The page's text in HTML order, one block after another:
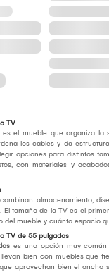
TV
es el mueble que organiza la
los cables y da
opciones para distintos
con materiales y
almacenamiento,
El tamaño de la TV es el
del mueble y cuánto espacio
TV de 55 pulgadas
es una opción muy común
llevan bien con muebles que
aprovechan bien el ancho